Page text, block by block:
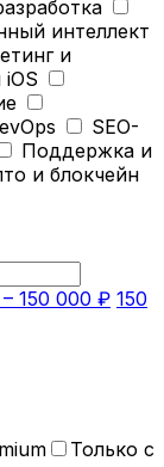
интеллект
и
SEO-
Поддержка и
и блокчейн
150 000 ₽ 150
Только с